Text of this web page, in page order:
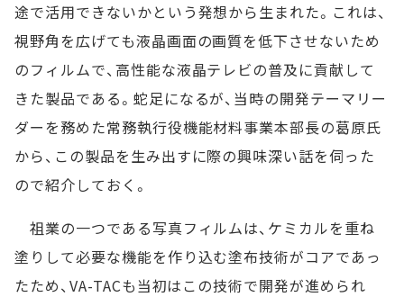
途で活用できないかという発想から生まれた。これは、
視野角を広げても液晶画面の画質を低下させないため
のフィルムで、高性能な液晶テレビの普及に貢献して
きた製品である。蛇足になるが、当時の開発テーマリー
ダーを務めた常務執行役機能材料事業本部長の葛原氏
から、この製品を生み出すに際の興味深い話を伺った
ので紹介しておく。
祖業の一つである写真フィルムは、ケミカルを重ね
塗りして必要な機能を作り込む塗布技術がコアであっ
たため、VA-TACも当初はこの技術で開発が進められ